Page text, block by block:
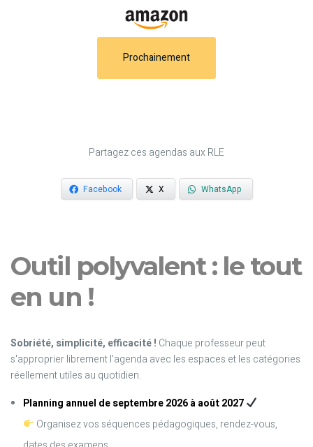
Prochainement
Partagez ces agendas aux RLE
Facebook X WhatsApp
Outil polyvalent : le tout
en un !
Sobriété, simplicité, efficacité ! Chaque professeur peut
s'approprier librement l'agenda avec les espaces et les catégories
réellement utiles au quotidien.
Planning annuel de septembre 2026 à août 2027
Organisez vos séquences pédagogiques, rendez-vous,